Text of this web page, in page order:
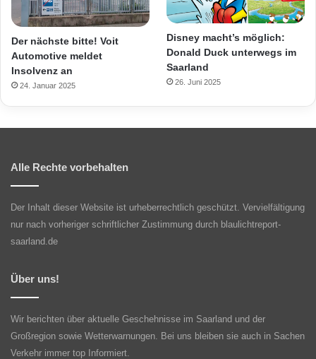
Der nächste bitte! Voit
Automotive meldet
Insolvenz an
24. Januar 2025
Disney macht’s möglich:
Donald Duck unterwegs im
Saarland
26. Juni 2025
Alle Rechte vorbehalten
Der Inhalt dieser Website ist urheberrechtlich geschützt. Vervielfältigung
nur nach vorheriger schriftlicher Zustimmung durch blaulichtreport-
saarland.de
Über uns!
Wir berichten über aktuelle Geschehnisse im Saarland und der
Großregion sowie Wetterwarnungen. Bei uns bleiben sie auch in Sachen
Verkehr immer top Informiert.